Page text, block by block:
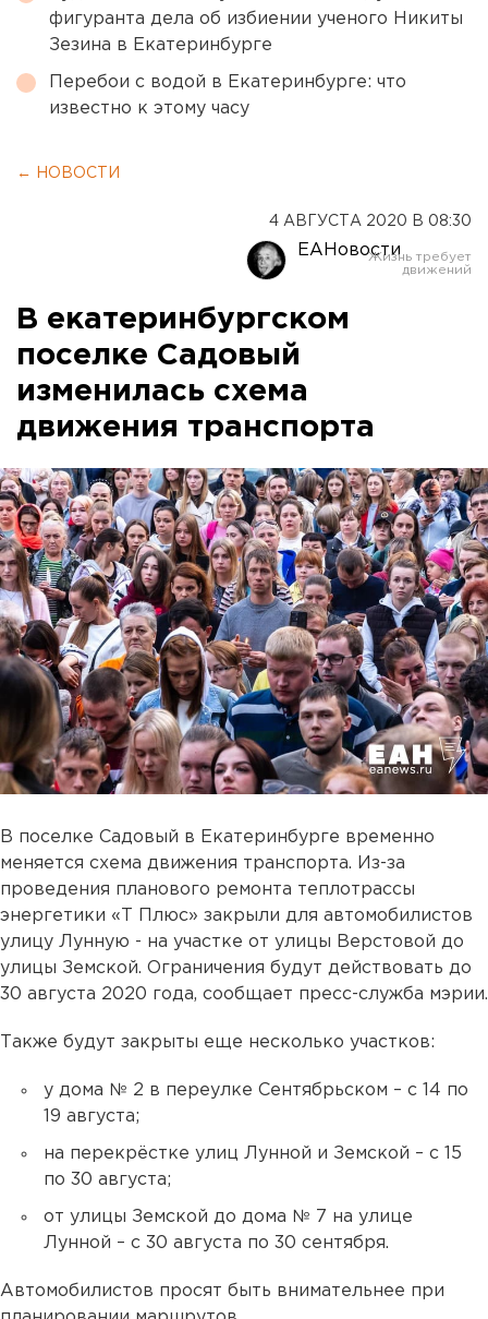
фигуранта дела об избиении ученого Никиты
Зезина в Екатеринбурге
Перебои с водой в Екатеринбурге: что
известно к этому часу
← НОВОСТИ
4 АВГУСТА 2020 В 08:30
ЕАНовости
В екатеринбургском
поселке Садовый
изменилась схема
движения транспорта
В поселке Садовый в Екатеринбурге временно
меняется схема движения транспорта. Из-за
проведения планового ремонта теплотрассы
энергетики «Т Плюс» закрыли для автомобилистов
улицу Лунную - на участке от улицы Верстовой до
улицы Земской. Ограничения будут действовать до
30 августа 2020 года, сообщает пресс-служба мэрии.
Также будут закрыты еще несколько участков:
у дома № 2 в переулке Сентябрьском – с 14 по
19 августа;
на перекрёстке улиц Лунной и Земской – с 15
по 30 августа;
от улицы Земской до дома № 7 на улице
Лунной – с 30 августа по 30 сентября.
Автомобилистов просят быть внимательнее при